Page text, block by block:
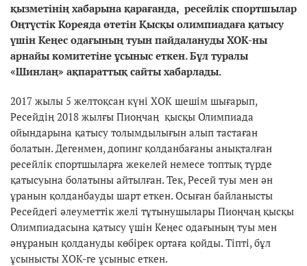
қызметінің хабарына қарағанда, ресейлік спортшылар
Оңтүстік Кореяда өтетін Қысқы олимпиадаға қатысу
үшін Кеңес одағының туын пайдалануды ХОК-ны
арнайы комитетіне ұсыныс еткен. Бұл туралы
«Шинлаң» ақпараттық сайты хабарлады.
2017 жылы 5 желтоқсан күні ХОК шешім шығарып,
Ресейдің 2018 жылғы Пиоңчаң қысқы Олимпиада
ойындарына қатысу толымдылығын алып тастаған
болатын. Дегенмен, допинг қолданбағаны анықталған
ресейлік спортшыларға жекелей немесе топтық түрде
қатысуына болатыны айтылған. Тек, Ресей туы мен ән
ұранын қолданбауды шарт еткен. Осыған байланысты
Ресейдегі әлеуметтік желі тұтынушылары Пиоңчаң қысқы
Олимпиадасына қатысу үшін Кеңес одағының туы мен
әнұранын қолдануды көбірек ортаға қойды. Тіпті, бұл
ұсынысты ХОК-ге ұсыныс еткен.